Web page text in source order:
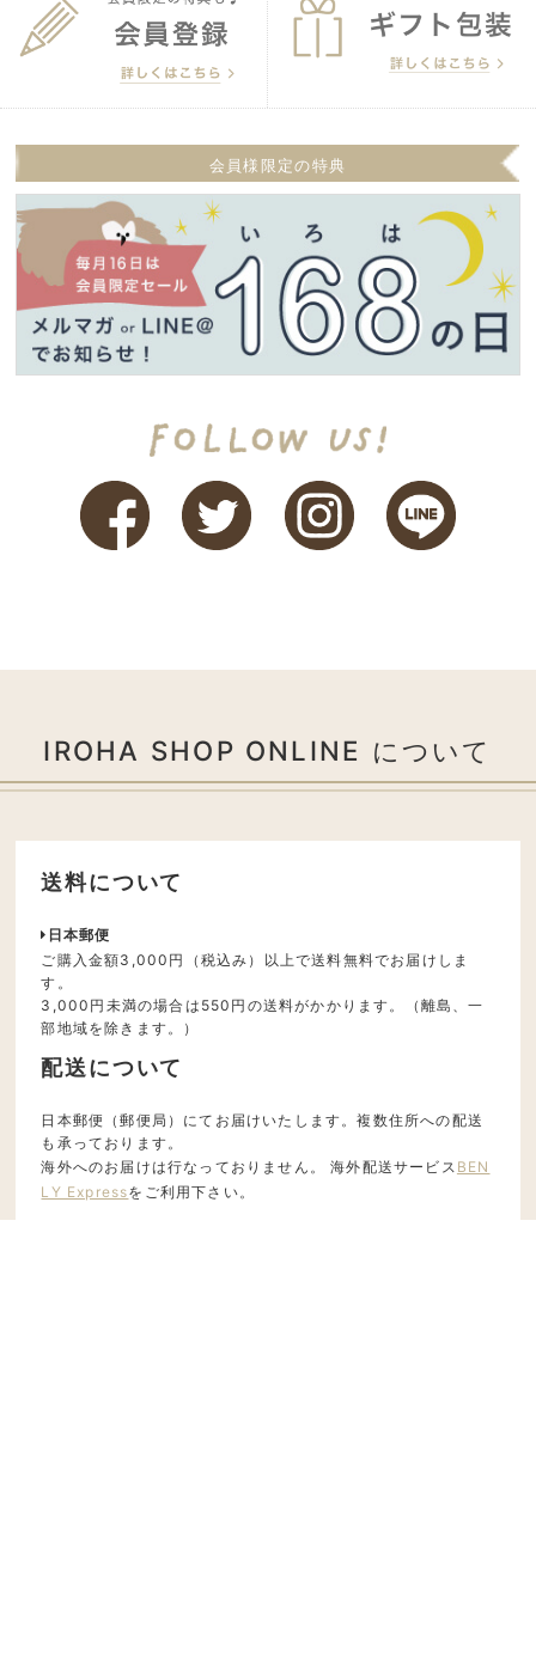
会員様限定の特典
IROHA SHOP ONLINE について
送料について
日本郵便
ご購入金額3,000円（税込み）以上で送料無料でお届けしま
す。
3,000円未満の場合は550円の送料がかかります。（離島、一
部地域を除きます。）
配送について
日本郵便（郵便局）にてお届けいたします。複数住所への配送
も承っております。
海外へのお届けは行なっておりません。 海外配送サービス BEN
LY Expressをご利用下さい。